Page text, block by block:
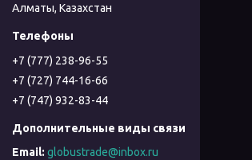
Алматы, Казахстан
+7 (777) 238-96-55
+7 (727) 744-16-66
+7 (747) 932-83-44
globustrade@inbox.ru